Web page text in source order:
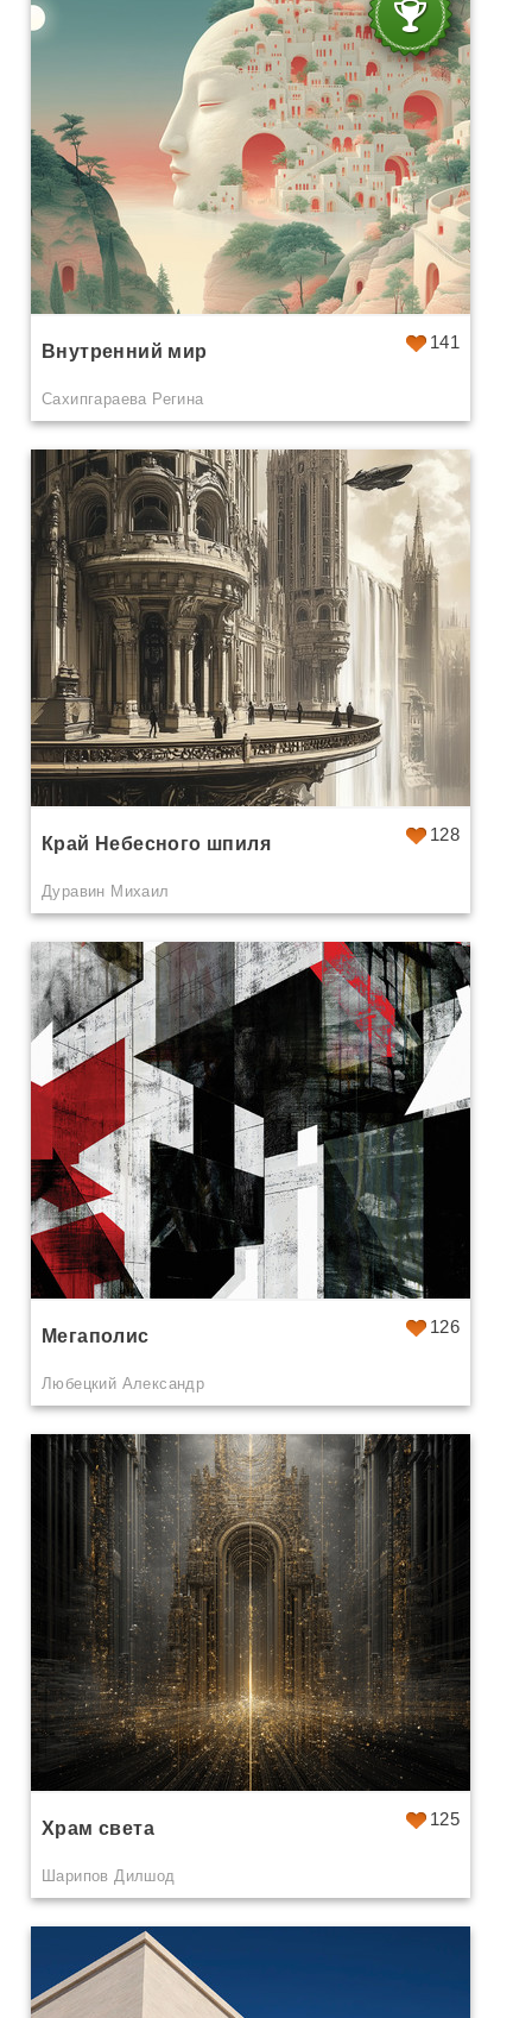
141
Внутренний мир
Сахипгараева Регина
128
Край Небесного шпиля
Дуравин Михаил
126
Мегаполис
Любецкий Александр
125
Храм света
Шарипов Дилшод